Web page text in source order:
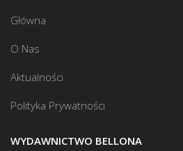
Główna
O Nas
Aktualności
Polityka Prywatności
WYDAWNICTWO BELLONA